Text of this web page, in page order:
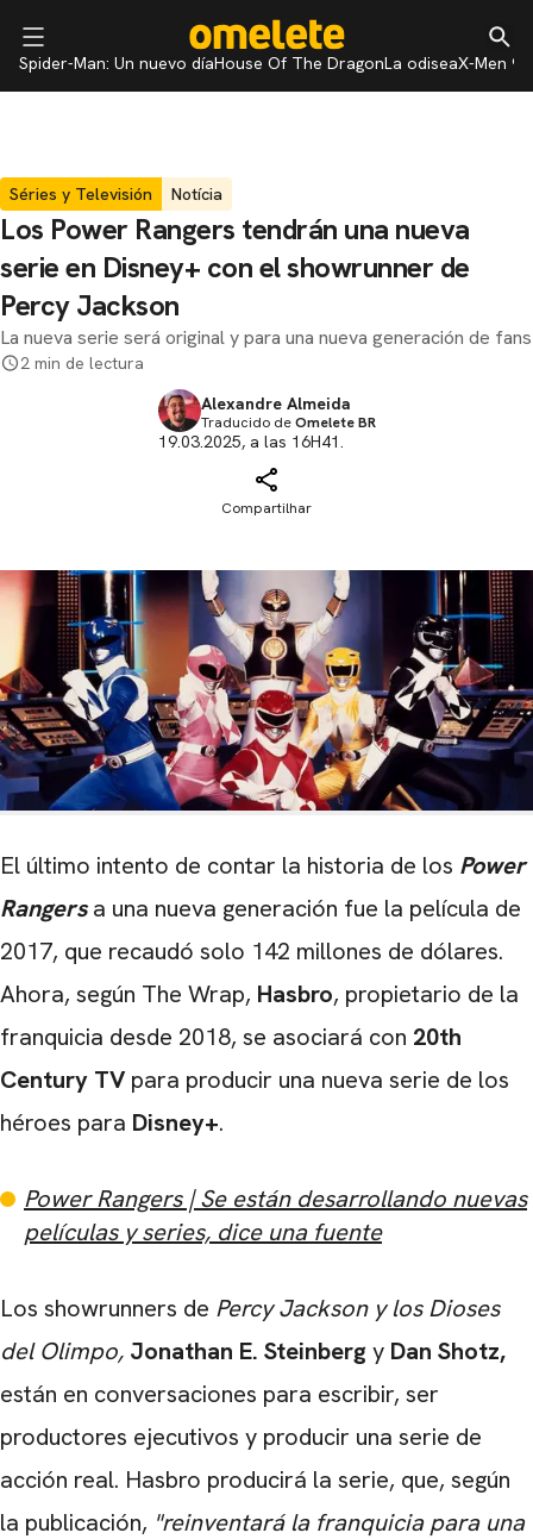
Spider-Man: Un nuevo díaHouse Of The DragonLa odiseaX-Men 97
Séries y Televisión Notícia
Los Power Rangers tendrán una nueva
serie en Disney+ con el showrunner de
Percy Jackson
La nueva serie será original y para una nueva generación de fans
2 min de lectura
Alexandre Almeida
Traducido deOmelete BR
19.03.2025, a las 16H41.
Compartilhar
El último intento de contar la historia de los Power
Rangersa una nueva generación fue la película de
2017, que recaudó solo 142 millones de dólares.
Ahora, según The Wrap, Hasbro, propietario de la
franquicia desde 2018, se asociará con 20th
Century TV para producir una nueva serie de los
héroes para Disney+.
Power Rangers | Se están desarrollando nuevas
películas y series, dice una fuente
Los showrunners de Percy Jackson y los Dioses
del Olimpo, Jonathan E. Steinbergy Dan Shotz,
están en conversaciones para escribir, ser
productores ejecutivos y producir una serie de
acción real. Hasbro producirá la serie, que, según
la publicación, "reinventará la franquicia para una